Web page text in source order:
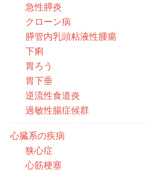
急性膵炎
クローン病
膵管内乳頭粘液性腫瘍
下痢
胃ろう
胃下垂
逆流性食道炎
過敏性腸症候群
心臓系の疾病
狭心症
心筋梗塞